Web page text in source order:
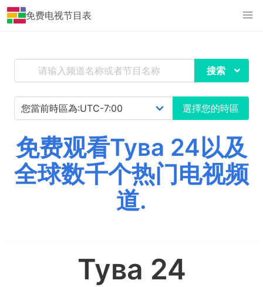
免费电视节目表
搜索
選擇您的時區
免费观看Тува 24以及
全球数千个热门电视频
道.
Тува 24